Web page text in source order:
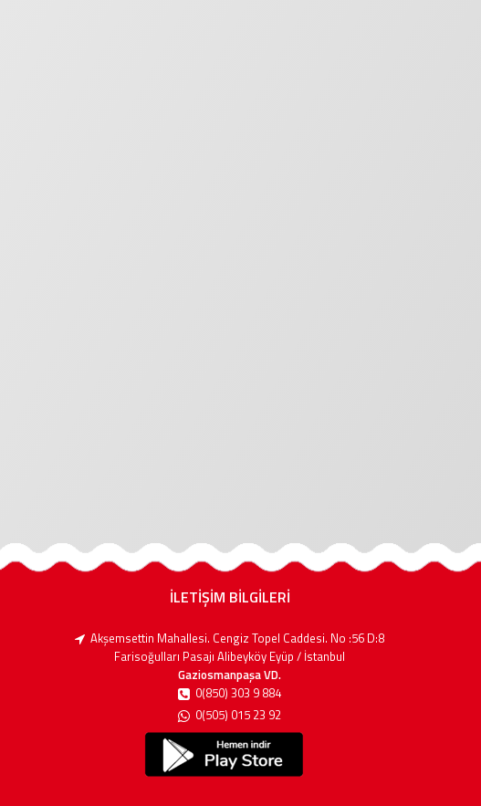
İLETİŞİM BİLGİLERİ
Akşemsettin Mahallesi. Cengiz Topel Caddesi. No :56 D:8
Farisoğulları Pasajı Alibeyköy Eyüp / İstanbul
Gaziosmanpaşa VD.
0(850) 303 9 884
0(505) 015 23 92